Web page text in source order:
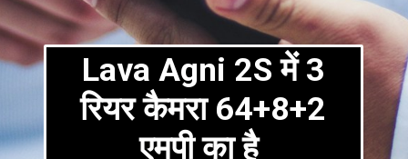
Lava Agni 2S में 3
रियर कैमरा 64+8+2
एमपी का है